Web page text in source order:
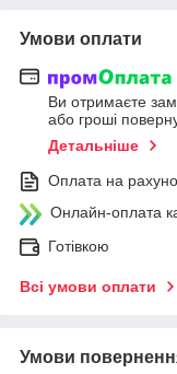
Умови оплати
Ви отримаєте
або гроші
Детальніше
Оплата на
Онлайн-оплата
Готівкою
Всі умови оплати
Умови